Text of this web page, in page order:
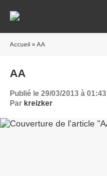
Accueil » AA
AA
Publié le 29/03/2013 à 01:43
Par kreizker